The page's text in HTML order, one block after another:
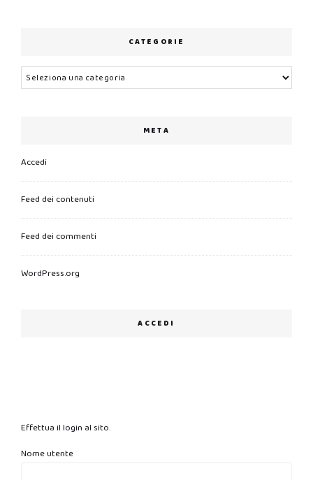
CATEGORIE
Categorie
META
Accedi
Feed dei contenuti
Feed dei commenti
WordPress.org
ACCEDI
Effettua il login al sito.
Nome utente